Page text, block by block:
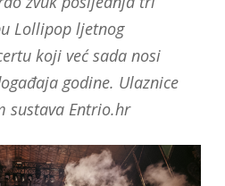
Lollipop ljetnog
koji već sada nosi
godine. Ulaznice
sustava Entrio.hr